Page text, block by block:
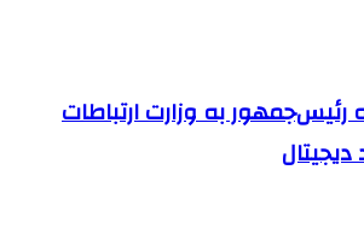
رئیس‌جمهور به وزارت ارتباطات
دیجیتال